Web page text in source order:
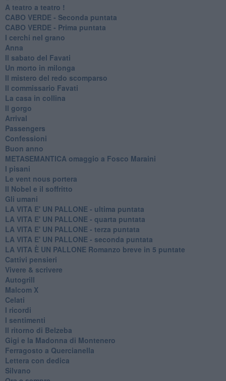
A teatro a teatro !
CABO VERDE - Seconda puntata
CABO VERDE - Prima puntata
I cerchi nel grano
Anna
Il sabato del Favati
Un morto in milonga
Il mistero del redo scomparso
Il commissario Favati
La casa in collina
Il gorgo
Arrival
Passengers
Confessioni
Buon anno
METASEMANTICA omaggio a Fosco Maraini
I pisani
Le vent nous portera
Il Nobel e il soffritto
Gli umani
LA VITA E' UN PALLONE - ultima puntata
LA VITA E' UN PALLONE - quarta puntata
LA VITA E' UN PALLONE - terza puntata
LA VITA E' UN PALLONE - seconda puntata
LA VITA È UN PALLONE Romanzo breve in 5 puntate
Cattivi pensieri
Vivere & scrivere
Autogrill
Malcom X
Celati
I ricordi
I sentimenti
Il ritorno di Belzeba
Gigi e la Madonna di Montenero
Ferragosto a Quercianella
Lettera con dedica
Silvano